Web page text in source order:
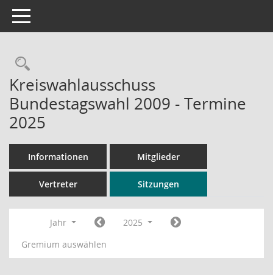
Toggle navigation
Rechercheauswahl
Kreiswahlausschuss
Bundestagswahl 2009 - Termine
2025
Informationen Mitglieder
Vertreter Sitzungen
Jahr
2025
Gremium auswählen